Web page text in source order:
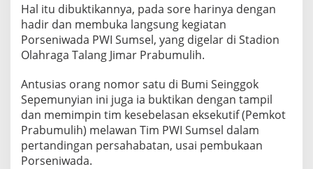
Hal itu dibuktikannya, pada sore harinya dengan
hadir dan membuka langsung kegiatan
Porseniwada PWI Sumsel, yang digelar di Stadion
Olahraga Talang Jimar Prabumulih.
Antusias orang nomor satu di Bumi Seinggok
Sepemunyian ini juga ia buktikan dengan tampil
dan memimpin tim kesebelasan eksekutif (Pemkot
Prabumulih) melawan Tim PWI Sumsel dalam
pertandingan persahabatan, usai pembukaan
Porseniwada.